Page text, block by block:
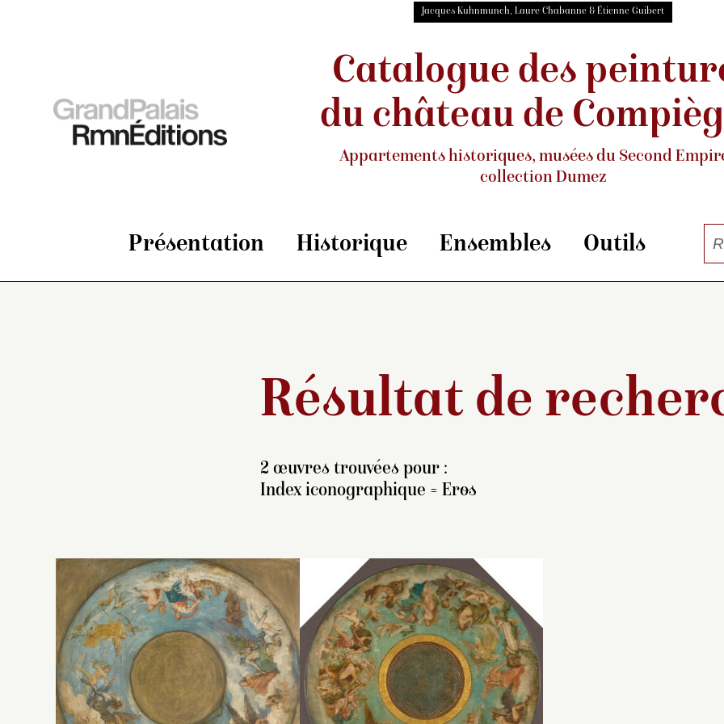
Jacques Kuhnmunch, Laure Chabanne & Étienne Guibert
Catalogue des
du château de
Appartements historiques, muséesdu Second
collection Dumez
Présentation Historique Ensembles Outils
Résultat de
2 œuvres trouvées pour :
Index iconographique = Eros
En 1866, Napoléon III
décida de construire à
Compiègne un nouveau
théâtre de cour, plus grand
que celui édifié en 1832 à